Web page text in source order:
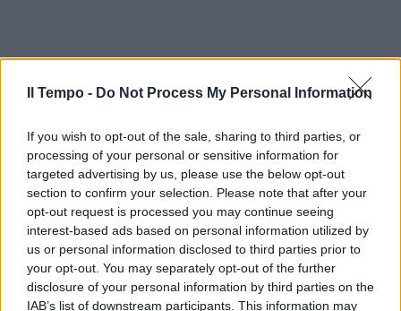
Il Tempo - Do Not Process My Personal Information
If you wish to opt-out of the sale, sharing to third parties, or
processing of your personal or sensitive information for
targeted advertising by us, please use the below opt-out
section to confirm your selection. Please note that after your
opt-out request is processed you may continue seeing
interest-based ads based on personal information utilized by
us or personal information disclosed to third parties prior to
your opt-out. You may separately opt-out of the further
disclosure of your personal information by third parties on the
IAB’s list of downstream participants. This information may
In evidenza